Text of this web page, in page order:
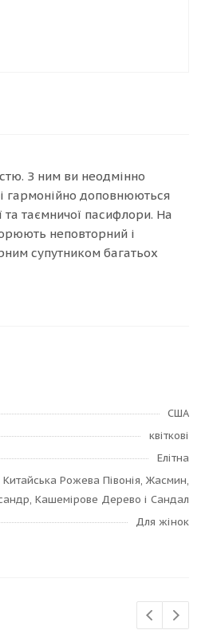
З ним ви неодмінно
гармонійно доповнюються
та таємничої пасифлори. На
неповторний і
супутником багатьох
США
квіткові
Елітна
Рожева Півонія, Жасмин,
Кашемірове Дерево і Сандал
Для жінок